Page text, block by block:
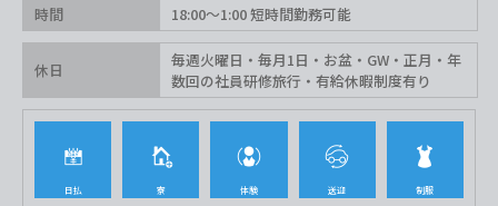
時間 18:00〜1:00 短時間勤務可能
休日
毎週火曜日・毎月1日・お盆・GW・正月・年
数回の社員研修旅行・有給休暇制度有り
日払 寮 体験 送迎 制服